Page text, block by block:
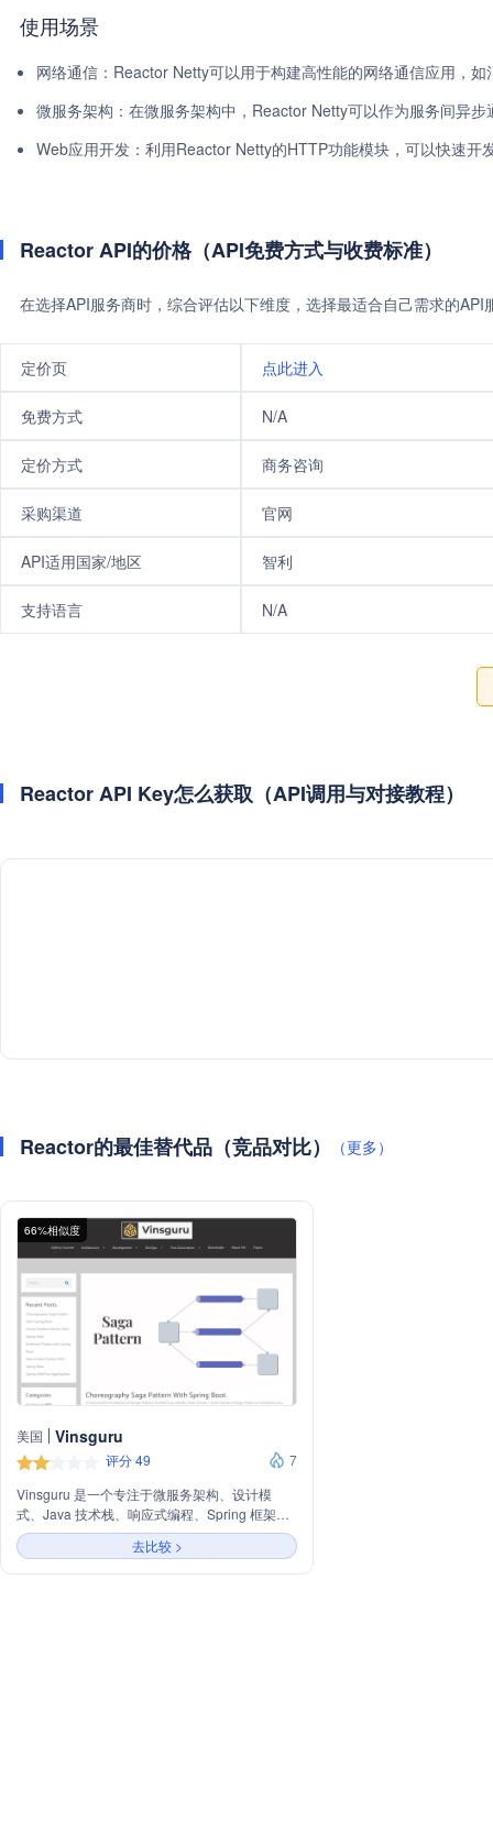
使用场景
网络通信：Reactor Netty可以用于构建高性能的网络通信应用，
微服务架构：在微服务架构中，Reactor Netty可以作为服务间异步
Web应用开发：利用Reactor Netty的HTTP功能模块，可以快速开
Reactor API的价格（API免费方式与收费标准）
在选择API服务商时，综合评估以下维度，选择最适合自己需求的
定价页 点此进入
免费方式 N/A
定价方式 商务咨询
采购渠道 官网
API适用国家/地区 智利
支持语言 N/A
Reactor API Key怎么获取（API调用与对接教程）
Reactor的最佳替代品（竞品对比） （更多）
66%相似度
美国 Vinsguru
评分 49
7
Vinsguru 是一个专注于微服务架构、设计模
式、Java 技术栈、响应式编程、Spring 框架等
技术领域的网站，提供包括 Choreography
Saga 模式、Circuit Breaker 模式、Bulkhead 模
式、Rate Limiter 模式等微服务设计模式的教程
去比较 >